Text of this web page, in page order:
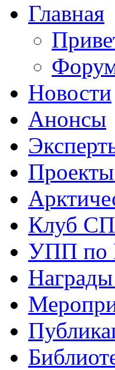
Главная
Новости
Анонсы
Клуб СП
УПП по